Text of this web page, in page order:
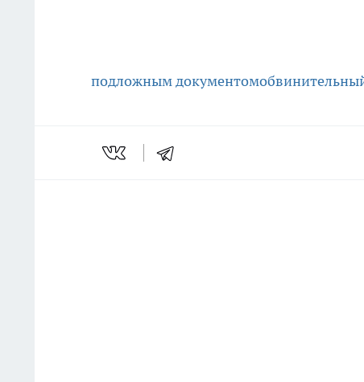
подложным документом